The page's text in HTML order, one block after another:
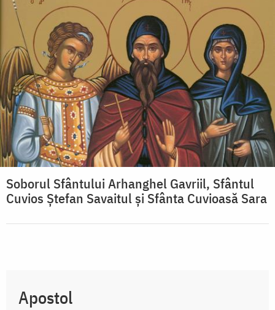
Soborul Sfântului Arhanghel Gavriil, Sfântul
Cuvios Ștefan Savaitul și Sfânta Cuvioasă Sara
Apostol